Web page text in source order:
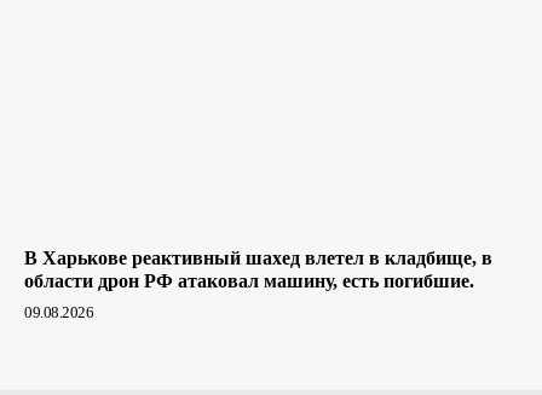
В Харькове реактивный шахед влетел в кладбище, в
области дрон РФ атаковал машину, есть погибшие.
09.08.2026